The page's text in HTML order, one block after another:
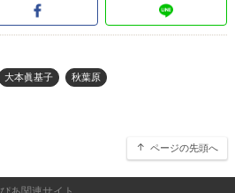
大本眞基子 秋葉原
ページの先頭へ